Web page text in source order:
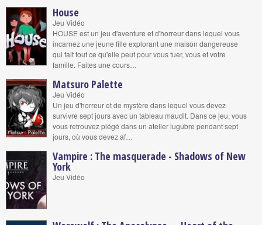
House
Jeu Vidéo
HOUSE est un jeu d'aventure et d'horreur dans lequel vous
incarnez une jeune fille explorant une maison dangereuse
qui fait tout ce qu'elle peut pour vous tuer, vous et votre
famille. Faites une cours…
Matsuro Palette
Jeu Vidéo
Un jeu d'horreur et de mystère dans lequel vous devez
survivre sept jours avec un tableau maudit. Dans ce jeu, vous
vous retrouvez piégé dans un atelier lugubre pendant sept
jours, où vous devez af…
Vampire : The masquerade - Shadows of New
York
Jeu Vidéo